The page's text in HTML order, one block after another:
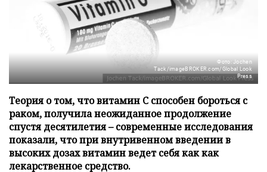
Фото: Jochen
Tack/imageBROKER.com/Global Look
Press
Теория о том, что витамин C способен бороться с
раком, получила неожиданное продолжение
спустя десятилетия – современные исследования
показали, что при внутривенном введении в
высоких дозах витамин ведет себя как как
лекарственное средство.